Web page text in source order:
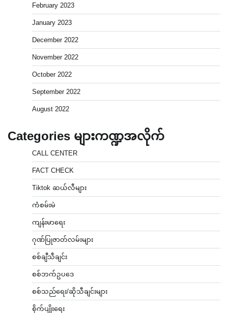
February 2023
January 2023
December 2022
November 2022
October 2022
September 2022
August 2022
Categories များကဏ္ဍအလိုက်
CALL CENTER
FACT CHECK
Tiktok ဆယ်လီများ
ကံစမ်းမဲ
ကျန်းမာရေး
ဂုဏ်ပြုဇာတ်လမ်းများ
စစ်ချီသီချင်း
စစ်ဘက်ဥပဒေ
စစ်သည်ရေး/ဆိုသီချင်းများ
စိုက်ပျိုးရေး